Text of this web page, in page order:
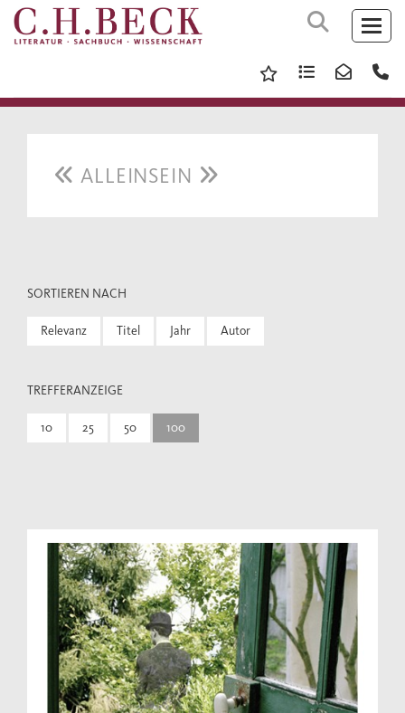
ALLEINSEIN
SORTIEREN NACH
Relevanz Titel Jahr Autor
TREFFERANZEIGE
10 25 50 100